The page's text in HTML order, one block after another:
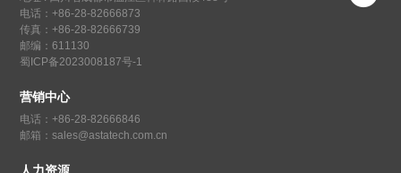
电话：+86-28-82666873
传真：+86-28-82666739
邮编：611130
蜀ICP备2023008187号-1
营销中心
电话：+86-28-82666846
邮箱：sales@astatech.com.cn